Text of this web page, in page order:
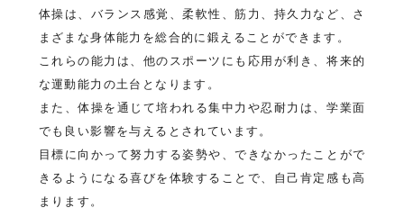
体操は、バランス感覚、柔軟性、筋力、持久力など、さ
まざまな身体能力を総合的に鍛えることができます。
これらの能力は、他のスポーツにも応用が利き、将来的
な運動能力の土台となります。
また、体操を通じて培われる集中力や忍耐力は、学業面
でも良い影響を与えるとされています。
目標に向かって努力する姿勢や、できなかったことがで
きるようになる喜びを体験することで、自己肯定感も高
まります。